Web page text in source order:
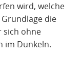
wird, welche
die
sich ohne
im Dunkeln.